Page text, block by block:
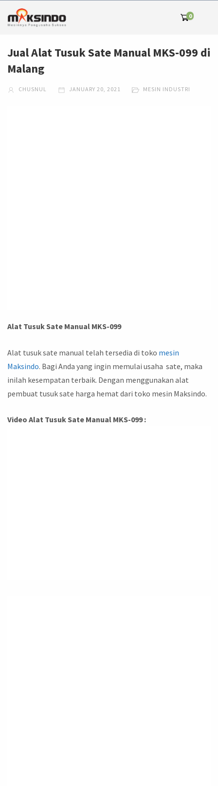
0
Jual Alat Tusuk Sate Manual MKS-099 di
Malang
CHUSNUL JANUARY 20, 2021 MESIN INDUSTRI
Alat Tusuk Sate Manual MKS-099
Alat tusuk sate manual telah tersedia di toko mesin
Maksindo. Bagi Anda yang ingin memulai usaha sate, maka
inilah kesempatan terbaik. Dengan menggunakan alat
pembuat tusuk sate harga hemat dari toko mesin Maksindo.
Video Alat Tusuk Sate Manual MKS-099 :